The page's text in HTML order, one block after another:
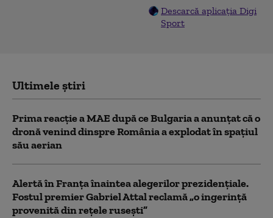
Descarcă aplicația Digi
Sport
Ultimele știri
Prima reacție a MAE după ce Bulgaria a anunţat că o
dronă venind dinspre România a explodat în spaţiul
său aerian
Alertă în Franța înaintea alegerilor prezidențiale.
Fostul premier Gabriel Attal reclamă „o ingerință
provenită din rețele rusești”